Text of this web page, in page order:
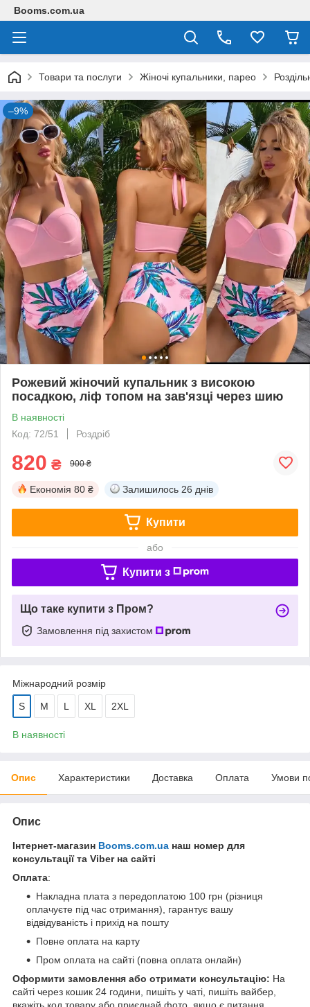
Booms.com.ua
Товари та послуги Жіночі купальники, парео
–9%
Рожевий жіночий купальник з високою
посадкою, ліф топом на зав'язці через шию
В наявності
Код: 72/51
Роздріб
820 ₴ 900 ₴
Економія 80 ₴ Залишилось 26 днів
Купити
або
Купити з
Що таке купити з Пром?
Замовлення під захистом
Міжнародний розмір
S M L XL 2XL
В наявності
Опис Характеристики Доставка Оплата Умови
Опис
Інтернет-магазин Booms.com.ua наш номер для
консультації та Viber на сайті
Оплата:
Накладна плата з передоплатою 100 грн (різниця
оплачуєте під час отримання), гарантує вашу
відвідуваність і прихід на пошту
Повне оплата на карту
Пром оплата на сайті (повна оплата онлайн)
Оформити замовлення або отримати консультацію: На
сайті через кошик 24 години, пишіть у чаті, пишіть вайбер,
вкажіть код товару або приєднай фото, якщо є питання.